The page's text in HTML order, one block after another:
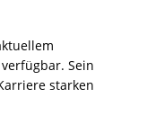
Sein
starken